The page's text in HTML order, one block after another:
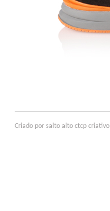
Criado por salto alto ctcp criativo